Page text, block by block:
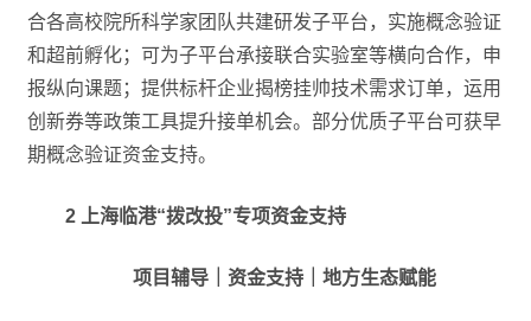
合各高校院所科学家团队共建研发子平台，实施概念验证
和超前孵化；可为子平台承接联合实验室等横向合作，申
报纵向课题；提供标杆企业揭榜挂帅技术需求订单，运用
创新券等政策工具提升接单机会。部分优质子平台可获早
期概念验证资金支持。
2 上海临港“拨改投”专项资金支持
项目辅导｜资金支持｜地方生态赋能